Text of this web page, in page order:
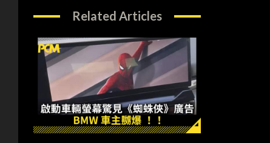
Related Articles